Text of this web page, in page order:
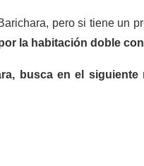
pero si tiene un
la habitación doble
busca en el siguiente